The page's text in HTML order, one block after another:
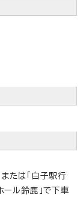
たは「白子駅行
ール鈴鹿」で下車